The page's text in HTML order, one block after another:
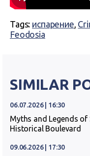
Tags: испарение,
Feodosia
SIMILAR
06.07.2026 | 16:30
Myths and Legends of
Historical Boulevard
09.06.2026 | 17:30